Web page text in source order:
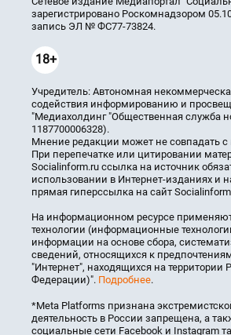
зарегистрировано Роскомнадзором
запись ЭЛ № ФС77-73824.
18+
Учредитель: Автономная
содействия информированию и
"Медиахолдинг "Общественная служба
1187700006328).
Мнение редакции может не совпадать
При перепечатке или цитировании
Socialinform.ru ссылка на источник
использовании в Интернет-изданиях и
прямая гиперссылка на сайт
На информационном ресурсе
технологии (информационные
информации на основе сбора,
сведений, относящихся к
"Интернет", находящихся на территории
Федерации)". Подробнее.
*Meta Platforms признана
деятельность в России запрещена, а
социальные сети Facebook и Instagram